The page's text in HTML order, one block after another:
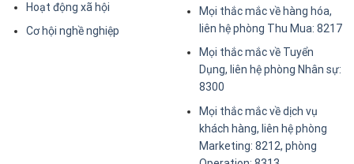
Hoạt động xã hội
Cơ hội nghề nghiệp
Mọi thắc mắc về hàng hóa,
liên hệ phòng Thu Mua: 8217
Mọi thắc mắc về Tuyển
Dụng, liên hệ phòng Nhân sự:
8300
Mọi thắc mắc về dịch vụ
khách hàng, liên hệ phòng
Marketing: 8212, phòng